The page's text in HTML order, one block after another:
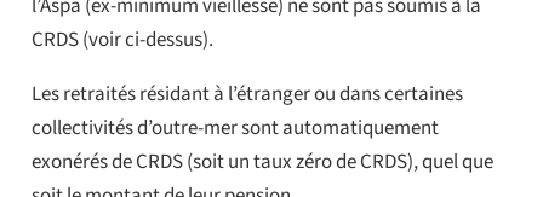
l’Aspa (ex-minimum vieillesse) ne sont pas soumis à la
CRDS (voir ci-dessus).
Les retraités résidant à l’étranger ou dans certaines
collectivités d’outre-mer sont automatiquement
exonérés de CRDS (soit un taux zéro de CRDS), quel que